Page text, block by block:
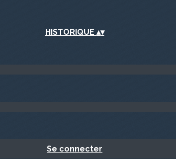
HISTORIQUE ▴▾
Se connecter